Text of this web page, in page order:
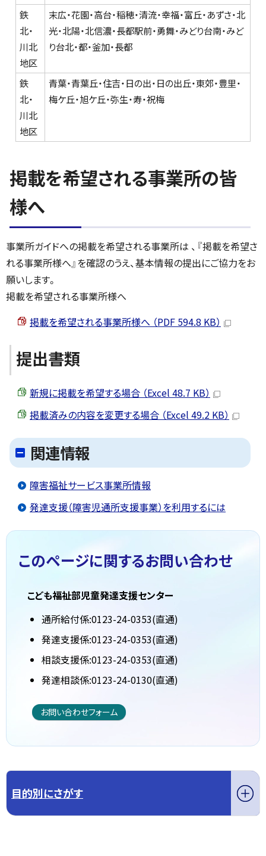
鉄
北・
川北
地区
末広・花園・高台・稲穂・清流・幸福・富丘・あずさ・北
光・北陽・北信濃・長都駅前・勇舞・みどり台南・みど
り台北・都・釜加・長都
鉄
北・
川北
地区
青葉・青葉丘・住吉・日の出・日の出丘・東郊・豊里・
梅ケ丘・旭ケ丘・弥生・寿・祝梅
掲載を希望される事業所の皆
様へ
事業所ガイドへの掲載を希望される事業所は 、『掲載を希望さ
れる事業所様へ』を確認のうえ、基本情報の提出にご協力をお
願いします。
掲載を希望される事業所様へ
掲載を希望される事業所様へ （PDF 594.8 KB）
提出書類
新規に掲載を希望する場合 （Excel 48.7 KB）
掲載済みの内容を変更する場合 （Excel 49.2 KB）
関連情報
障害福祉サービス事業所情報
発達支援（障害児通所支援事業）を利用するには
このページに関するお問い合わせ
こども福祉部児童発達支援センター
通所給付係:0123-24-0353(直通)
発達支援係:0123-24-0353(直通)
相談支援係:0123-24-0353(直通)
発達相談係:0123-24-0130(直通)
お問い合わせフォーム
目的別にさがす